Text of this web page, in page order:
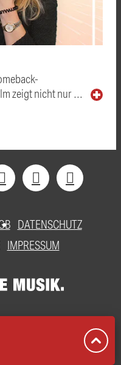
zeigt nicht nur …
DATENSCHUTZ
IMPRESSUM